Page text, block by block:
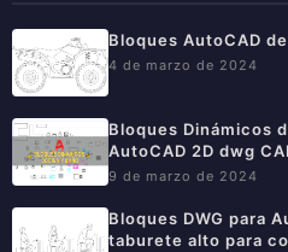
Bloques AutoCAD
4 de marzo de 2024
Bloques Dinámicos
AutoCAD 2D dwg
9 de marzo de 2024
Bloques DWG para
taburete alto para